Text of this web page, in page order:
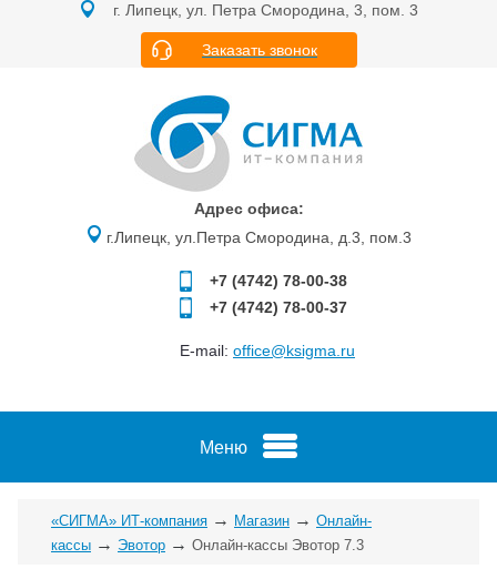
г. Липецк, ул. Петра Смородина, 3, пом. 3
Заказать звонок
Адрес офиса:
г.Липецк, ул.Петра Смородина, д.3, пом.3
+7 (4742) 78-00-38
+7 (4742) 78-00-37
E-mail: office@ksigma.ru
Меню
«СИГМА» ИТ-компания → Магазин → Онлайн-
кассы → Эвотор → Онлайн-кассы Эвотор 7.3